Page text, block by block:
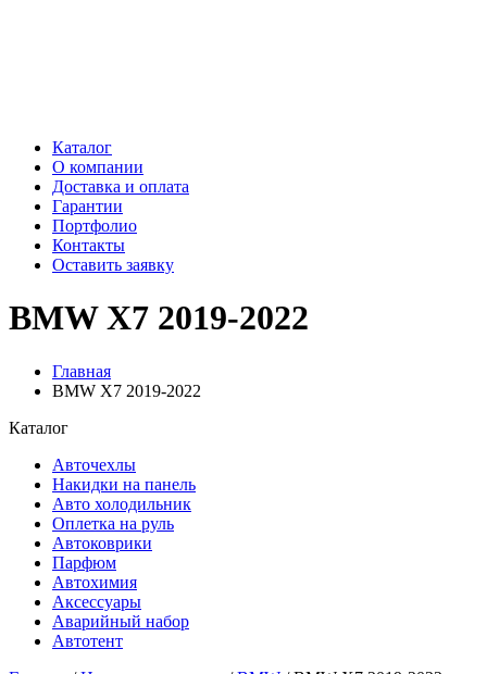
Каталог
О компании
Доставка и оплата
Гарантии
Портфолио
Контакты
Оставить заявку
BMW X7 2019-2022
Главная
BMW X7 2019-2022
Каталог
Авточехлы
Накидки на панель
Авто холодильник
Оплетка на руль
Автоковрики
Парфюм
Автохимия
Аксессуары
Аварийный набор
Автотент